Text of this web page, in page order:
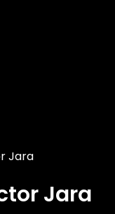
Jara
Jara